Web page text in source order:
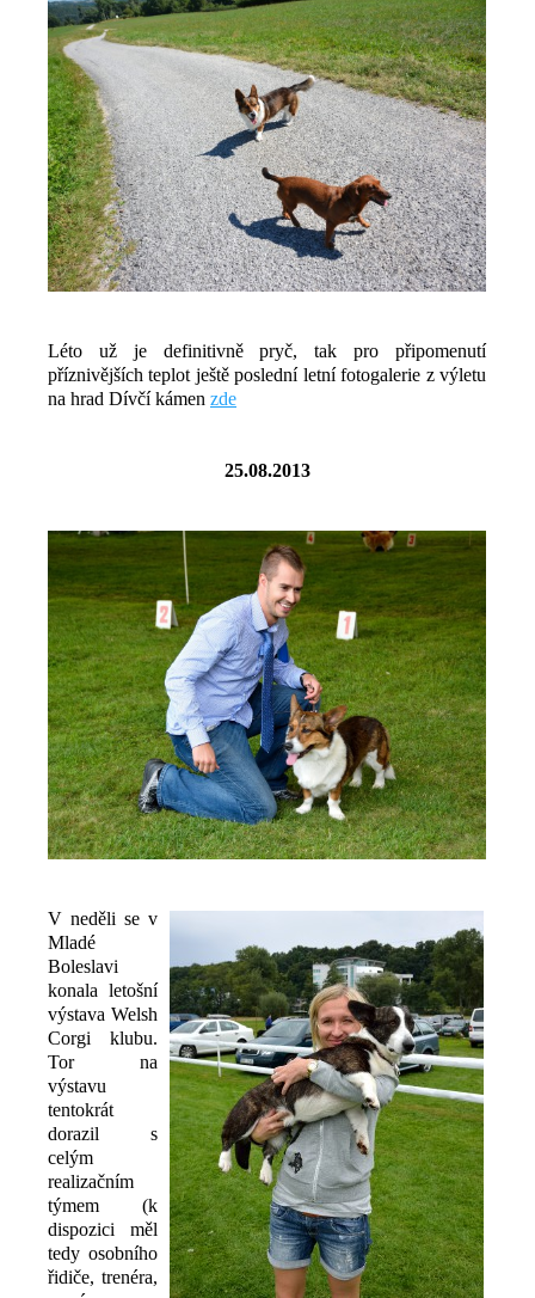
Léto už je definitivně pryč, tak pro připomenutí
příznivějších teplot ještě poslední letní fotogalerie z výletu
na hrad Dívčí kámen zde
25.08.2013
V neděli se v
Mladé
Boleslavi
konala letošní
výstava Welsh
Corgi klubu.
Tor na
výstavu
tentokrát
dorazil s
celým
realizačním
týmem (k
dispozici měl
tedy osobního
řidiče, trenéra,